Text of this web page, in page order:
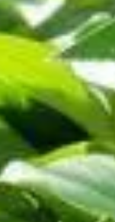
de couleurs en été, et
il est essentiel de
moins abondantes.